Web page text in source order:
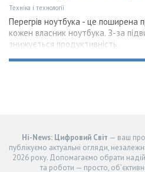
Техніка і технології
Перегрів ноутбука - це поширена
кожен власник ноутбука. З-за
знижується продуктивність.
Hi-News: Цифровий Світ — ваш
публікуємо актуальні огляди,
2026 року. Допомагаємо обрати
та роботи — просто,